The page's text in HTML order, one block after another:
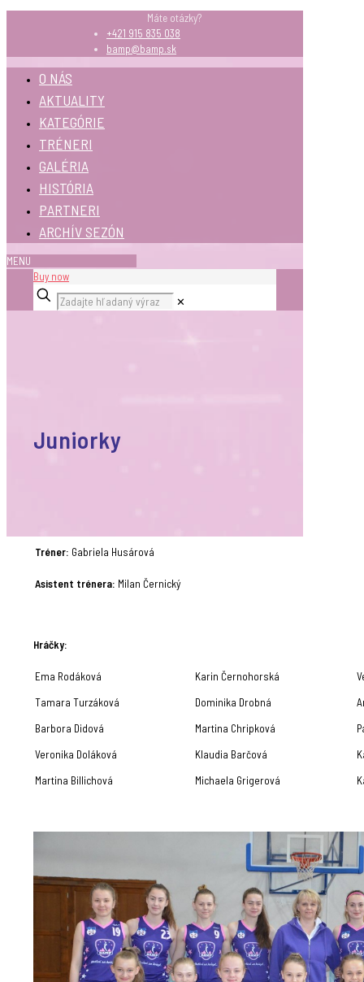
Máte otázky?
+421 915 835 038
bamp@bamp.sk
O NÁS
AKTUALITY
KATEGÓRIE
TRÉNERI
GALÉRIA
HISTÓRIA
PARTNERI
ARCHÍV SEZÓN
MENU
Buy now
✕
Juniorky
Tréner: Gabriela Husárová
Asistent trénera: Milan Černický
Hráčky:
Ema Rodáková Karin Černohorská
Tamara Turzáková
Dominika Drobná
Barbora Didová
Martina Chripková
Veronika Doláková
Klaudia Barčová
Martina Billichová
Michaela Grigerová